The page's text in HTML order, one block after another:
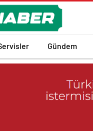
Gündem